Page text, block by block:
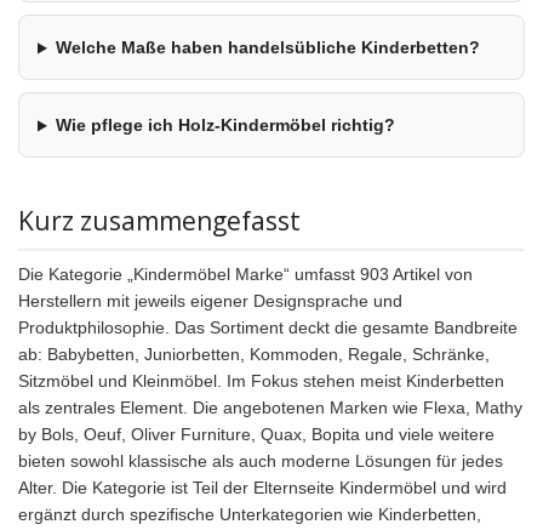
Welche Maße haben handelsübliche Kinderbetten?
Wie pflege ich Holz-Kindermöbel richtig?
Kurz zusammengefasst
Die Kategorie „Kindermöbel Marke“ umfasst 903 Artikel von
Herstellern mit jeweils eigener Designsprache und
Produktphilosophie. Das Sortiment deckt die gesamte Bandbreite
ab: Babybetten, Juniorbetten, Kommoden, Regale, Schränke,
Sitzmöbel und Kleinmöbel. Im Fokus stehen meist Kinderbetten
als zentrales Element. Die angebotenen Marken wie Flexa, Mathy
by Bols, Oeuf, Oliver Furniture, Quax, Bopita und viele weitere
bieten sowohl klassische als auch moderne Lösungen für jedes
Alter. Die Kategorie ist Teil der Elternseite Kindermöbel und wird
ergänzt durch spezifische Unterkategorien wie Kinderbetten,